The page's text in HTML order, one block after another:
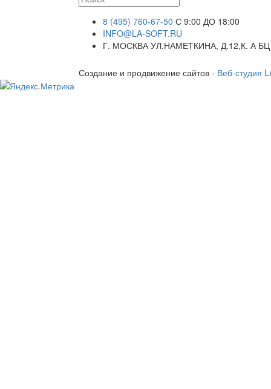
8 (495) 760-67-50 С 9:00 ДО 18:00
INFO@LA-SOFT.RU
Г. МОСКВА УЛ.НАМЕТКИНА, Д.12,К. А
Создание и продвижение сайтов - Веб-студия